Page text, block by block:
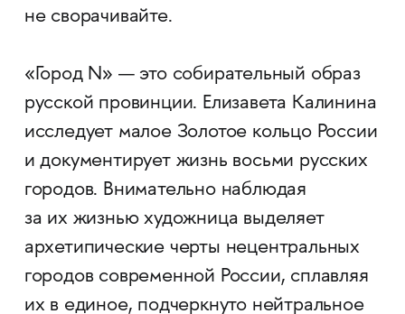
не сворачивайте.
«Город N» — это собирательный образ
русской провинции. Елизавета Калинина
исследует малое Золотое кольцо России
и документирует жизнь восьми русских
городов. Внимательно наблюдая
за их жизнью художница выделяет
архетипические черты нецентральных
городов современной России, сплавляя
их в единое, подчеркнуто нейтральное